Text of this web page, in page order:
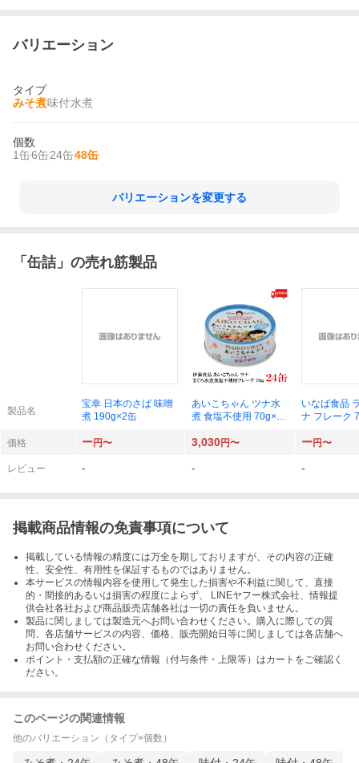
バリエーション
タイプ
みそ煮味付水煮
個数
1缶6缶24缶48缶
バリエーションを変更する
「 缶詰 」の売れ筋製品
製品名
宝幸 日本のさば 味噌
煮 190g×2缶
あいこちゃん ツナ水
煮 食塩不使用 70g×24
いなば食品
ナ フレーク
価格 ー円〜 3,030円〜 ー円〜
レビュー - - -
掲載商品情報の免責事項について
掲載している情報の精度には万全を期しておりますが、その内容の正確
性、安全性、有用性を保証するものではありません。
本サービスの情報内容を使用して発生した損害や不利益に関して、直接
的・間接的あるいは損害の程度によらず、 LINEヤフー株式会社、情報提
供会社各社および商品販売店舗各社は一切の責任を負いません。
製品に関しましては製造元へお問い合わせください。購入に際しての質
問、各店舗サービスの内容、価格、販売開始日等に関しましては各店舗へ
お問い合わせください。
ポイント・支払額の正確な情報（付与条件・上限等）はカートをご確認く
ださい。
このページの関連情報
他のバリエーション（タイプ×個数）